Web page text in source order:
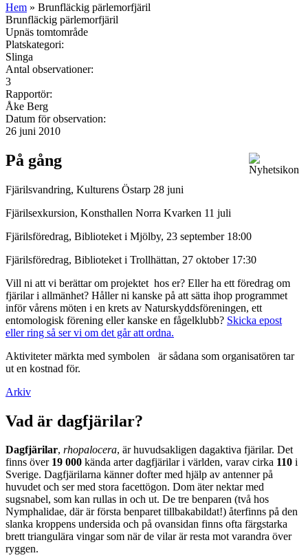
Hem » Brunfläckig pärlemorfjäril
Brunfläckig pärlemorfjäril
Upnäs tomtområde
Platskategori:
Slinga
Antal observationer:
3
Rapportör:
Åke Berg
Datum för observation:
26 juni 2010
På gång
Fjärilsvandring, Kulturens Östarp 28 juni
Fjärilsexkursion, Konsthallen Norra Kvarken 11 juli
Fjärilsföredrag, Biblioteket i Mjölby, 23 september 18:00
Fjärilsföredrag, Biblioteket i Trollhättan, 27 oktober 17:30
Vill ni att vi berättar om projektet hos er? Eller ha ett föredrag om
fjärilar i allmänhet? Håller ni kanske på att sätta ihop programmet
inför vårens möten i en krets av Naturskyddsföreningen, ett
entomologisk förening eller kanske en fågelklubb? Skicka epost
eller ring så ser vi om det går att ordna.
Aktiviteter märkta med symbolen
är sådana som organisatören tar
ut en kostnad för.
Arkiv
Vad är dagfjärilar?
Dagfjärilar, rhopalocera, är huvudsakligen dagaktiva fjärilar. Det
finns över 19 000 kända arter dagfjärilar i världen, varav cirka 110 i
Sverige. Dagfjärilarna känner dofter med hjälp av antenner på
huvudet och ser med stora facettögon. Dom äter nektar med
sugsnabel, som kan rullas in och ut. De tre benparen (två hos
Nymphalidae, där är första benparet tillbakabildat!) återfinns på den
slanka kroppens undersida och på ovansidan finns ofta färgstarka
brett triangulära vingar som när de vilar är resta mot varandra över
ryggen.